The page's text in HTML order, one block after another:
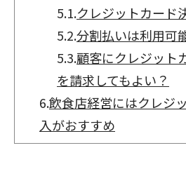
5.1.クレジットカード
5.2.分割払いは利用可
5.3.顧客にクレジット
を請求してもよい？
6.飲食店経営にはクレジ
入がおすすめ